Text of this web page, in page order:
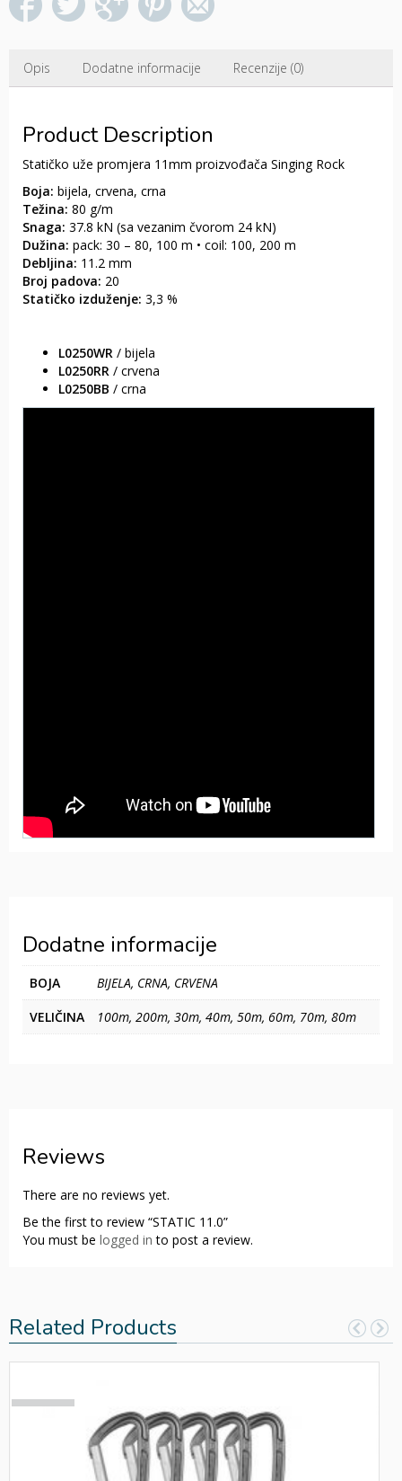
Opis Dodatne informacije Recenzije (0)
Product Description
Statičko uže promjera 11mm proizvođača Singing Rock
Boja: bijela, crvena, crna
Težina: 80 g/m
Snaga: 37.8 kN (sa vezanim čvorom 24 kN)
Dužina: pack: 30 – 80, 100 m • coil: 100, 200 m
Debljina: 11.2 mm
Broj padova: 20
Statičko izduženje: 3,3 %
L0250WR / bijela
L0250RR / crvena
L0250BB / crna
Dodatne informacije
BOJA
BIJELA, CRNA, CRVENA
VELIČINA
100m, 200m, 30m, 40m, 50m, 60m, 70m, 80m
Reviews
There are no reviews yet.
Be the first to review “STATIC 11.0”
You must be logged in to post a review.
Related Products
SOLD